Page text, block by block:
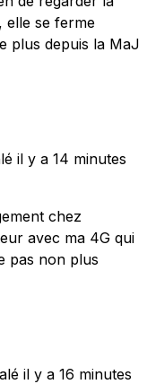
elle se ferme
plus depuis la MaJ
il y a 14 minutes
chez
avec ma 4G qui
pas non plus
il y a 16 minutes